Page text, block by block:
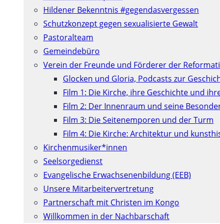
Hildener Bekenntnis #gegendasvergessen
Schutzkonzept gegen sexualisierte Gewalt
Pastoralteam
Gemeindebüro
Verein der Freunde und Förderer der
Glocken und Gloria, Podcasts zur
Film 1: Die Kirche, ihre Geschichte und
Film 2: Der Innenraum und seine
Film 3: Die Seitenemporen und der Turm
Film 4: Die Kirche: Architektur und
Kirchenmusiker*innen
Seelsorgedienst
Evangelische Erwachsenenbildung (EEB)
Unsere Mitarbeitervertretung
Partnerschaft mit Christen im Kongo
Willkommen in der Nachbarschaft